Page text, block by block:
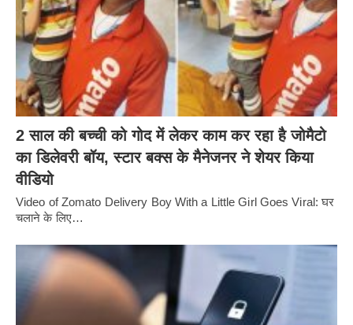
2 साल की बच्ची को गोद में लेकर काम कर रहा है जोमैटो
का डिलेवरी बॉय, स्टार बक्स के मैनेजनर ने शेयर किया
वीडियो
Video of Zomato Delivery Boy With a Little Girl Goes Viral: घर
चलाने के लिए…